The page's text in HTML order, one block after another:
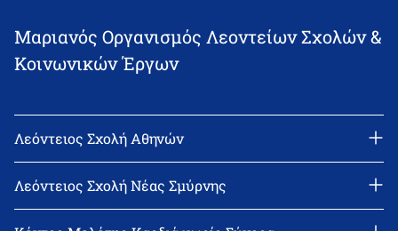
Μαριανός Οργανισμός Λεοντείων Σχολών &
Κοινωνικών Έργων
Λεόντειος Σχολή Αθηνών
email: l_leonin@leonteiosedu.gr
Λεόντειος Σχολή Νέας Σμύρνης